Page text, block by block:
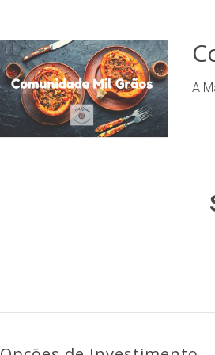
A